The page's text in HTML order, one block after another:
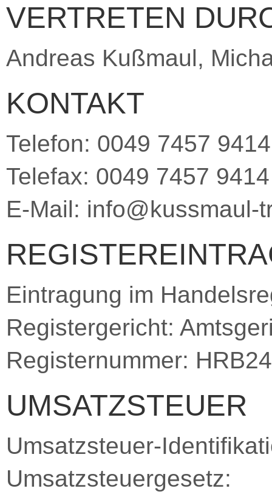
VERTRETEN
Andreas Kußmaul,
KONTAKT
Telefon: 0049 7457
Telefax: 0049 7457
E-Mail: info@kussmaul-
Eintragung im
Registergericht:
Registernummer:
UMSATZSTEUER
Umsatzsteuer-
Umsatzsteuergesetz: